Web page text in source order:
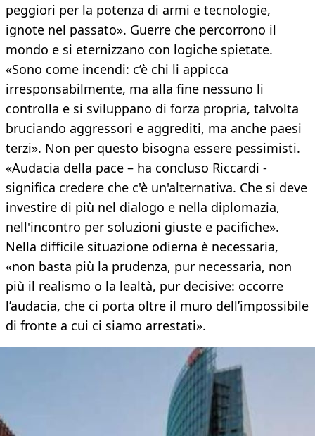
peggiori per la potenza di armi e tecnologie,
ignote nel passato». Guerre che percorrono il
mondo e si eternizzano con logiche spietate.
«Sono come incendi: c’è chi li appicca
irresponsabilmente, ma alla fine nessuno li
controlla e si sviluppano di forza propria, talvolta
bruciando aggressori e aggrediti, ma anche paesi
terzi». Non per questo bisogna essere pessimisti.
«Audacia della pace – ha concluso Riccardi -
significa credere che c'è un'alternativa. Che si deve
investire di più nel dialogo e nella diplomazia,
nell'incontro per soluzioni giuste e pacifiche».
Nella difficile situazione odierna è necessaria,
«non basta più la prudenza, pur necessaria, non
più il realismo o la lealtà, pur decisive: occorre
l’audacia, che ci porta oltre il muro dell’impossibile
di fronte a cui ci siamo arrestati».